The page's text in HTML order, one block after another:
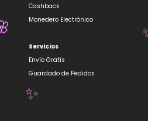
Cashback
Monedero Electrónico
Servicios
Envío Gratis
Guardado de Pedidos